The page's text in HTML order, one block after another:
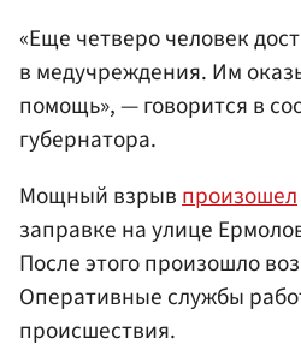
«Еще четверо человек
в медучреждения. Им
помощь», — говорится в
губернатора.
Мощный взрывпроизошел
заправке на улице
После этого произошло
Оперативные службы
происшествия.